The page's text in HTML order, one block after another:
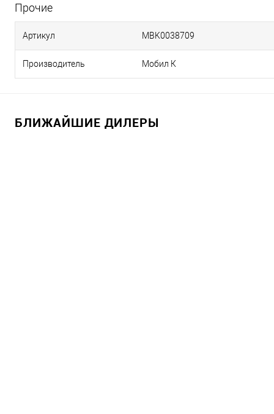
Прочие
Артикул MBK0038709
Производитель Мобил К
БЛИЖАЙШИЕ ДИЛЕРЫ